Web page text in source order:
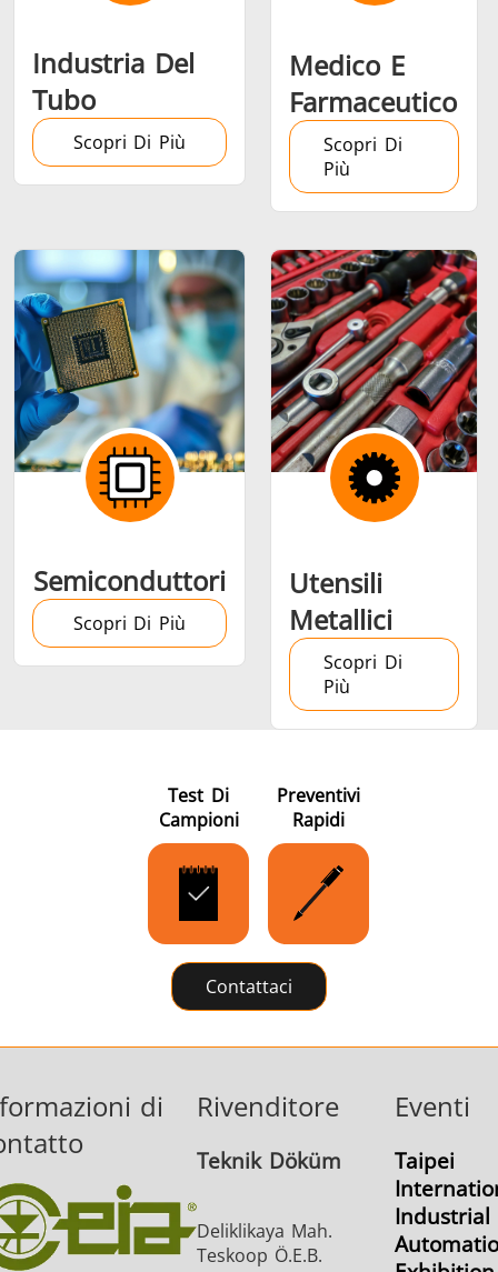
Industria Del
Tubo
Scopri Di Più
Medico E
Farmaceutico
Scopri Di
Più
Semiconduttori
Scopri Di Più
Utensili
Metallici
Scopri Di
Più
Test Di
Campioni
Preventivi
Rapidi
Contattaci
di
Rivenditore
Teknik Döküm
Deliklikaya Mah.
Teskoop Ö.E.B.
Eventi
Taipei
Industrial